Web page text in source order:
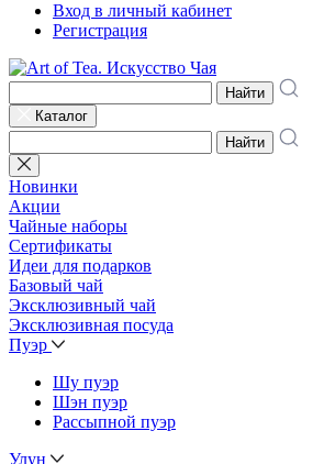
Вход в личный кабинет
Регистрация
Найти
Каталог
Найти
Новинки
Акции
Чайные наборы
Сертификаты
Идеи для подарков
Базовый чай
Эксклюзивный чай
Эксклюзивная посуда
Пуэр
Шу пуэр
Шэн пуэр
Рассыпной пуэр
Улун